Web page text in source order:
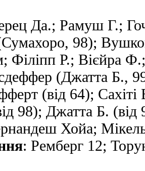
Да.; Рамуш Г.;
(Сумахоро, 98);
Р.; Вієйра Ф.;
(Джатта Б.,
(від 64);
98); Джатта Б. (від
Хойа;
: Ремберг 12;